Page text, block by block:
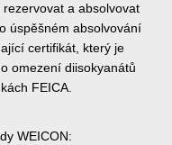
a absolvovat
úspěšném absolvování
certifikát, který je
omezení diisokyanátů
FEICA.
WEICON: